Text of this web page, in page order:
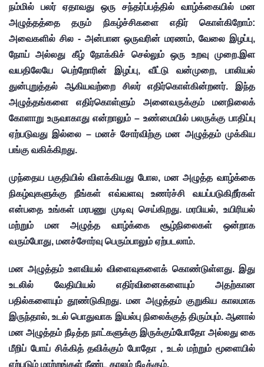
நம்மில் பலர் ஏதாவது ஒரு சந்தர்ப்பத்தில் வாழ்க்கையில் மன
அழுத்தத்தை தரும் நிகழ்ச்சிகளை எதிர் கொள்கிறோம்:
அவைகளில் சில - அன்பான ஒருவரின் மரணம், வேலை இழப்பு,
நோய் அல்லது கீழ் நோக்கிச் செல்லும் ஒரு உறவு முறை.இள
வயதிலேயே பெற்றோரின் இழப்பு, வீட்டு வன்முறை, பாலியல்
துன்புறுத்தல் ஆகியவற்றை சிலர் எதிர்கொள்கின்றனர். இந்த
அழுத்தங்களை எதிர்கொள்ளும் அனைவருக்கும் மனநிலைக்
கோளாறு உருவாகாது என்றாலும் – உண்மையில் பலருக்கு பாதிப்பு
ஏற்படுவது இல்லை – மனச் சோர்விற்கு மன அழுத்தம் முக்கிய
பங்கு வகிக்கிறது.
முந்தைய பகுதியில் விளக்கியது போல, மன அழுத்த வாழ்க்கை
நிகழ்வுகளுக்கு நீங்கள் எவ்வளவு உணர்ச்சி வயப்படுகிறீர்கள்
என்பதை உங்கள் மரபணு முடிவு செய்கிறது. மரபியல், உயிரியல்
மற்றும் மன அழுத்த வாழ்க்கை சூழ்நிலைகள் ஒன்றாக
வரும்போது, ​​மனச்சோர்வு பெரும்பாலும் ஏற்படலாம்.
மன அழுத்தம் உளவியல் விளைவுகளைக் கொண்டுள்ளது. இது
உடலில் வேதியியல் எதிர்வினைகளையும் அதற்கான
பதில்களையும் தூண்டுகிறது. மன அழுத்தம் குறுகிய காலமாக
இருந்தால், உடல் பொதுவாக இயல்பு நிலைக்குத் திரும்பும். ஆனால்
மன அழுத்தம் நீடித்த நாட்களுக்கு இருக்கும்போதோ அல்லது கை
மீறிப் போய் சிக்கித் தவிக்கும் போதோ , ​​உடல் மற்றும் மூளையில்
ஏற்படும் மாற்றங்கள் நீண்ட காலம் நீடிக்கும்.